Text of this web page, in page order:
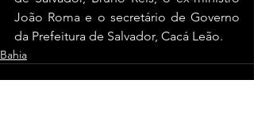
João Roma e o secretário de Governo
da Prefeitura de Salvador, Cacá Leão.
Bahia